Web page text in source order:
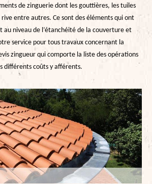
de zinguerie dont les gouttières, les tuiles
entre autres. Ce sont des éléments qui ont
niveau de l’étanchéité de la couverture et
service pour tous travaux concernant la
zingueur qui comporte la liste des opérations
différents coûts y afférents.